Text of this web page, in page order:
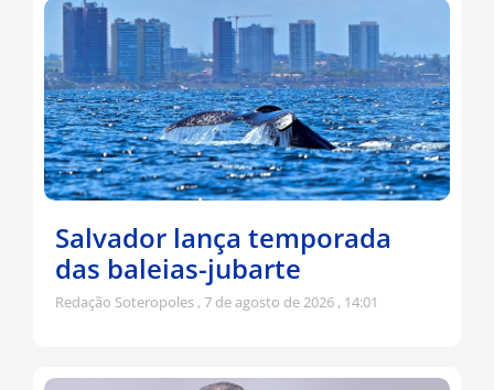
Salvador lança temporada
das baleias-jubarte
Redação Soteropoles 7 de agosto de 2026 14:01